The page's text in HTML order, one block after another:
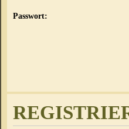
Passwort: